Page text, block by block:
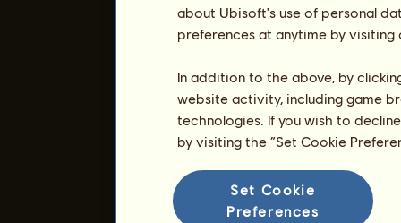
about Ubisoft's use of personal
preferences at anytime by
In addition to the above, by
website activity, including game
technologies. If you wish to
by visiting the “Set Cookie
Set Cookie
Preferences